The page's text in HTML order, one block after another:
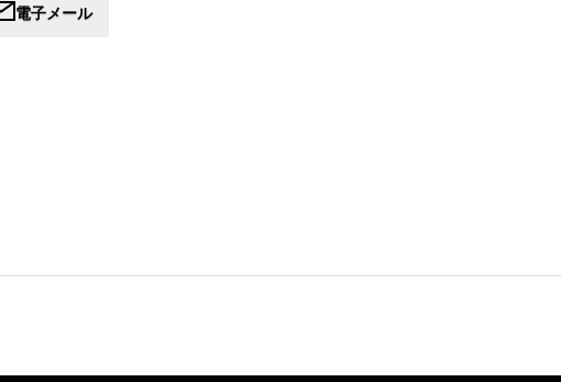
クライアントと関わる機会である。このような経験は、移民問題
電子メール